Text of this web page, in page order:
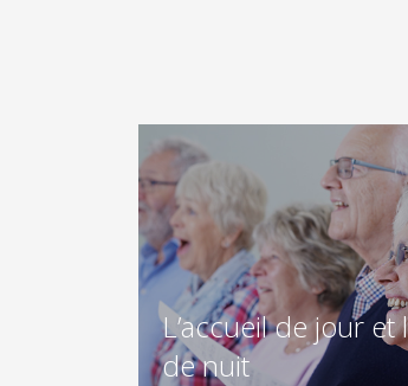
L’accueil de jour et
de nuit